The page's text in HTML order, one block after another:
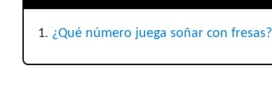
¿Qué número juega soñar con fresas?